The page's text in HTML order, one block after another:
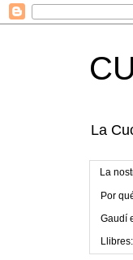
La
La
Por
Gaudí